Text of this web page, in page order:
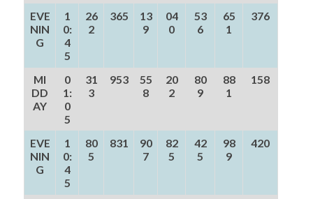
EVE
NIN
G
1
0:
4
5
26
2
365
13
9
04
0
53
6
65
1
376
MI
DD
AY
0
1:
0
5
31
3
953
55
8
20
2
80
9
88
1
158
EVE
NIN
G
1
0:
4
5
80
5
831
90
7
82
5
42
5
98
9
420